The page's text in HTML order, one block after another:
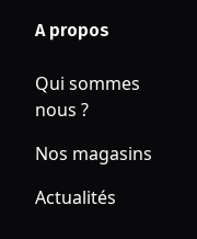
A propos
Qui sommes
nous ?
Nos magasins
Actualités